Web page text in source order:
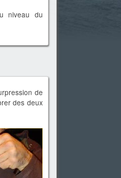
niveau du
de
des deux